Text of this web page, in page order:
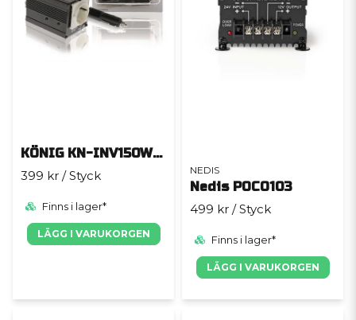
KÖNIG KN-INV150WU12
399 kr / Styck
Finns i lager*
LÄGG I VARUKORGEN
NEDIS
Nedis POCO103
499 kr / Styck
Finns i lager*
LÄGG I VARUKORGEN